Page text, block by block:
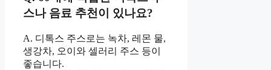
스나 음료 추천이 있나요?
A. 디톡스 주스로는 녹차, 레몬 물,
생강차, 오이와 셀러리 주스 등이
좋습니다.